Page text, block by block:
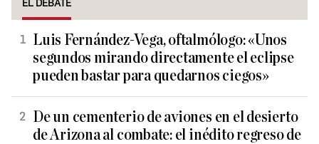
EL DEBATE
Luis Fernández-Vega, oftalmólogo: «Unos
segundos mirando directamente el eclipse
pueden bastar para quedarnos ciegos»
De un cementerio de aviones en el desierto
de Arizona al combate: el inédito regreso de